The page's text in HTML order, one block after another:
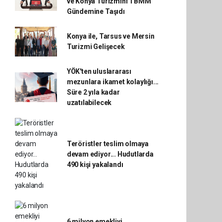
Gündemine Taşıdı
Konya ile, Tarsus ve Mersin
Turizmi Gelişecek
YÖK'ten uluslararası
mezunlara ikamet kolaylığı...
Süre 2 yıla kadar
uzatılabilecek
Teröristler teslim olmaya
devam ediyor... Hudutlarda
490 kişi yakalandı